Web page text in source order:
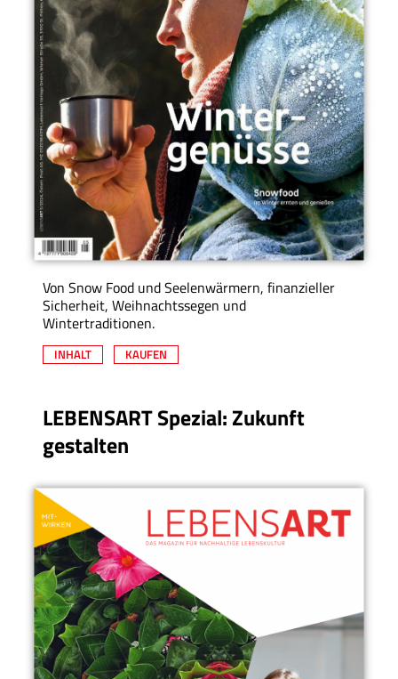
Von Snow Food und Seelenwärmern, finanzieller
Sicherheit, Weihnachtssegen und
Wintertraditionen.
INHALT KAUFEN
LEBENSART Spezial: Zukunft
gestalten